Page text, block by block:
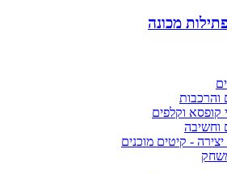
מכונה
והרכבות
וקלפים
וחשיבה
- קיטים מוכנים